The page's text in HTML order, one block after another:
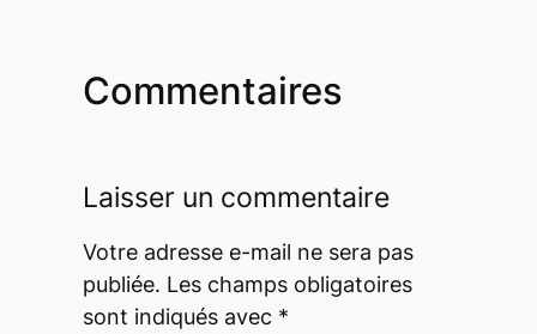
Commentaires
Laisser un commentaire
Votre adresse e-mail ne sera pas
publiée. Les champs obligatoires
sont indiqués avec *